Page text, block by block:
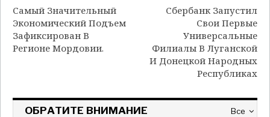
Самый Значительный
Экономический Подъем
Зафиксирован В
Регионе Мордовии.
Сбербанк Запустил
Свои Первые
Универсальные
Филиалы В Луганской
И Донецкой Народных
Республиках
Все
ОБРАТИТЕ ВНИМАНИЕ